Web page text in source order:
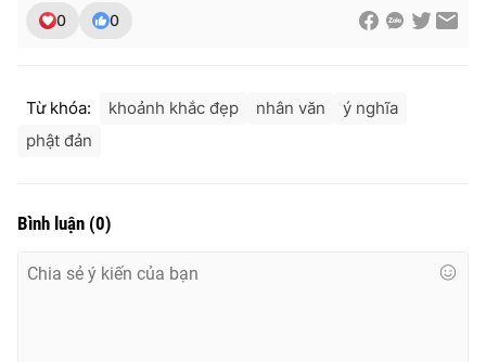
0 0
Từ khóa: khoảnh khắc đẹp nhân văn
ý nghĩa
phật đản
Bình luận (0)